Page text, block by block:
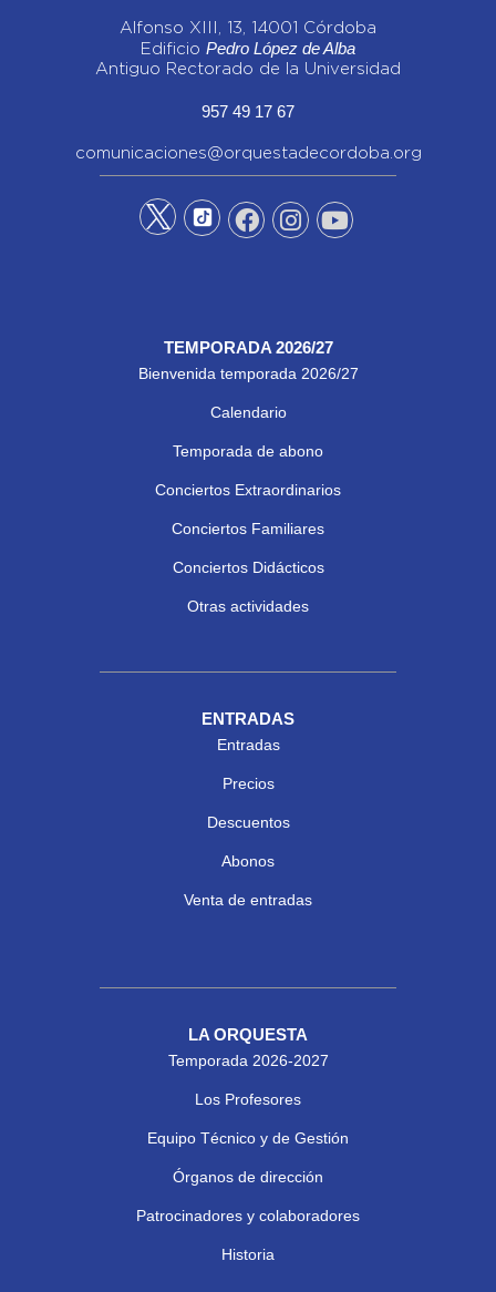
Alfonso XIII, 13, 14001 Córdoba
Edificio Pedro López de Alba
Antiguo Rectorado de la Universidad
957 49 17 67
comunicaciones@orquestadecordoba.org
TEMPORADA 2026/27
Bienvenida temporada 2026/27
Calendario
Temporada de abono
Conciertos Extraordinarios
Conciertos Familiares
Conciertos Didácticos
Otras actividades
ENTRADAS
Entradas
Precios
Descuentos
Abonos
Venta de entradas
LA ORQUESTA
Temporada 2026-2027
Los Profesores
Equipo Técnico y de Gestión
Órganos de dirección
Patrocinadores y colaboradores
Historia